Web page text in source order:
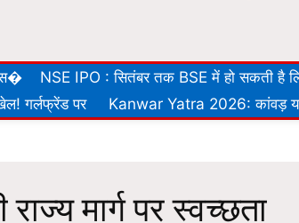
स� NSE IPO : सितंबर तक BSE में हो सकती है
गर्लफ्रेंड पर Kanwar Yatra 2026: कांवड़
मार्ग पर स्वच्छता